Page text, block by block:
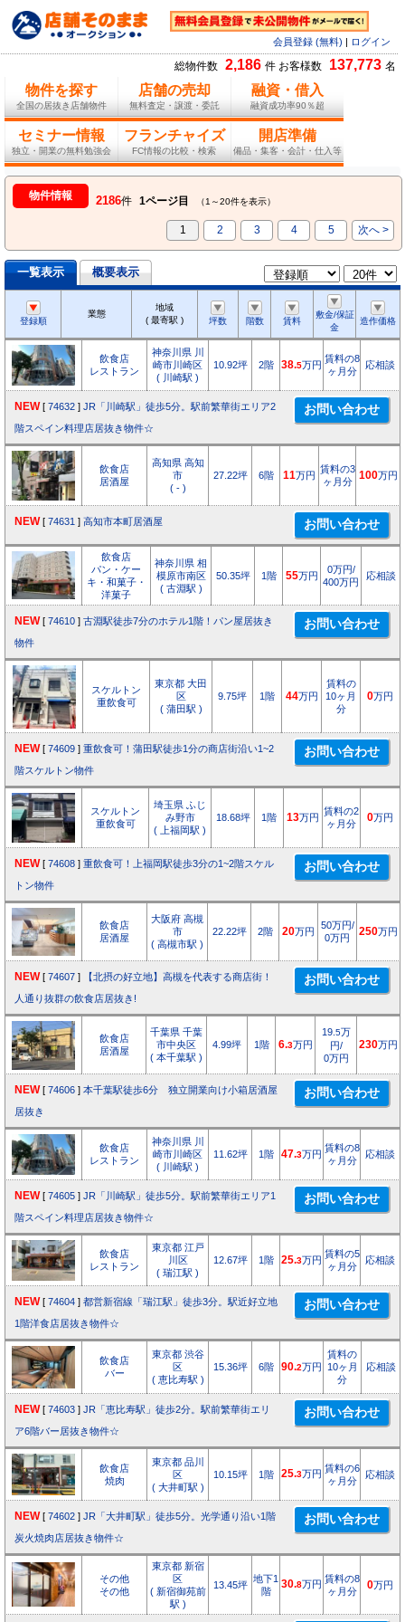
会員登録 (無料) ログイン
総物件数 2,186 件 お客様数 137,773 名
物件を探す
全国の居抜き店舗物件
店舗の売却
無料査定・譲渡・委託
融資・借入
融資成功率90％超
セミナー情報
独立・開業の無料勉強会
フランチャイズ
FC情報の比較・検索
開店準備
備品・集客・会計・仕入等
物件情報 2186件 1ページ目 （1～20件を表示）
1 2 3 4 5 次へ >
一覧表示 概要表示
登録順
業態
地域
( 最寄駅 )
坪数 階数 賃料
敷金/保証
金
造作価格
飲食店
レストラン
神奈川県 川
崎市川崎区
( 川崎駅 )
10.92坪 2階 38.5万円
賃料の8
ヶ月分
応相談
NEW [ 74632 ] JR「川崎駅」徒歩5分。駅前繁華街エリア2
階スペイン料理店居抜き物件☆
飲食店
居酒屋
高知県 高知
市
( - )
27.22坪 6階 11万円
賃料の3
ヶ月分
100万円
NEW [ 74631 ] 高知市本町居酒屋
飲食店
パン・ケー
キ・和菓子・
洋菓子
神奈川県 相
模原市南区
( 古淵駅 )
50.35坪 1階 55万円
0万円/
400万円
応相談
NEW [ 74610 ] 古淵駅徒歩7分のホテル1階！パン屋居抜き
物件
スケルトン
重飲食可
東京都 大田
区
( 蒲田駅 )
9.75坪 1階 44万円
賃料の
10ヶ月
分
0万円
NEW [ 74609 ] 重飲食可！蒲田駅徒歩1分の商店街沿い1~2
階スケルトン物件
スケルトン
重飲食可
埼玉県 ふじ
み野市
( 上福岡駅 )
18.68坪 1階 13万円
賃料の2
ヶ月分
0万円
NEW [ 74608 ] 重飲食可！上福岡駅徒歩3分の1~2階スケル
トン物件
飲食店
居酒屋
大阪府 高槻
市
( 高槻市駅 )
22.22坪 2階 20万円
50万円/
0万円
250万円
NEW [ 74607 ]
【北摂の好立地】高槻を代表する商店街！
人通り抜群の飲食店居抜き!
飲食店
居酒屋
千葉県 千葉
市中央区
( 本千葉駅 )
4.99坪 1階 6.3万円
19.5万
円/
0万円
230万円
NEW [ 74606 ] 本千葉駅徒歩6分 独立開業向け小箱居酒屋
居抜き
飲食店
レストラン
神奈川県 川
崎市川崎区
( 川崎駅 )
11.62坪 1階 47.3万円
賃料の8
ヶ月分
応相談
NEW [ 74605 ] JR「川崎駅」徒歩5分。駅前繁華街エリア1
階スペイン料理店居抜き物件☆
飲食店
レストラン
東京都 江戸
川区
( 瑞江駅 )
12.67坪 1階 25.3万円
賃料の5
ヶ月分
応相談
NEW [ 74604 ] 都営新宿線「瑞江駅」徒歩3分。駅近好立地
1階洋食店居抜き物件☆
飲食店
バー
東京都 渋谷
区
( 恵比寿駅 )
15.36坪 6階 90.2万円
賃料の
10ヶ月
分
応相談
NEW [ 74603 ] JR「恵比寿駅」徒歩2分。駅前繁華街エリ
ア6階バー居抜き物件☆
飲食店
焼肉
東京都 品川
区
( 大井町駅 )
10.15坪 1階 25.3万円 賃料の6
ヶ月分
応相談
NEW [ 74602 ] JR「大井町駅」徒歩5分。光学通り沿い1階
炭火焼肉店居抜き物件☆
その他
その他
東京都 新宿
区
( 新宿御苑前
駅 )
13.45坪
地下1
階
30.8万円 賃料の8
ヶ月分
0万円